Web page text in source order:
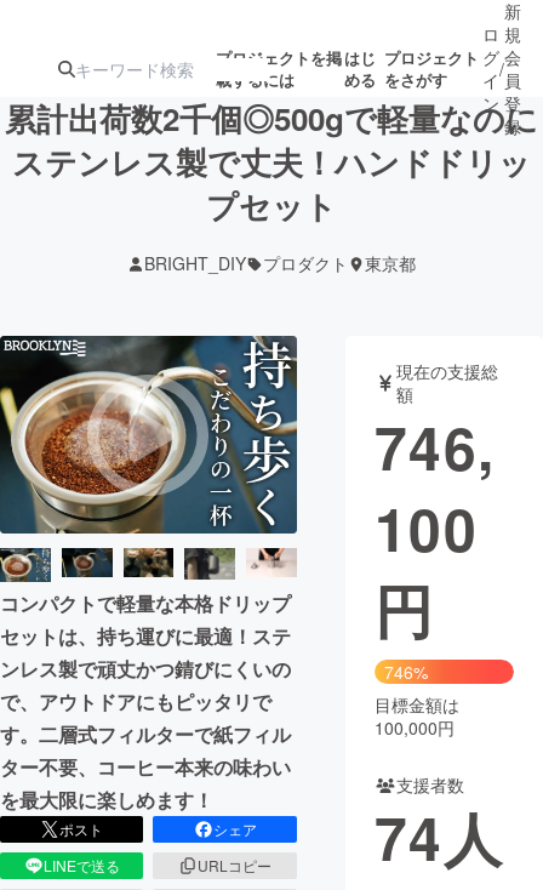
プロジェクトを掲
載するには
はじ
める
プロジェクト
をさがす
注目の新着プロ募集終了が近いプ
テクノロジー・ガジェット
映像・映画 書籍・雑誌
ビジネス・起業 チャレンジ
まちづくり・地域活性化
CAMPFIRE for Social Good
CAMPFIRE Creation
CAMPFIREふるさと納税
コミュニティ
ロ
グ
イ
ン
/
新
規
会
員
登
録
累計出荷数2千個◎500gで軽量なのに
ステンレス製で丈夫！ハンドドリッ
プセット
BRIGHT_DIY プロダクト 東京都
コンパクトで軽量な本格ドリップ
セットは、持ち運びに最適！ステ
ンレス製で頑丈かつ錆びにくいの
で、アウトドアにもピッタリで
す。二層式フィルターで紙フィル
ター不要、コーヒー本来の味わい
を最大限に楽しめます！
ポスト
シェア
LINEで送る
URLコピー
現在の支援総
額
746,
100
円
746%
目標金額は
100,000円
支援者数
74人